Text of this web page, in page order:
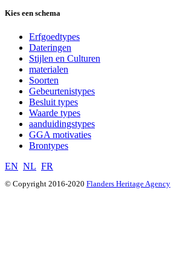
Kies een schema
Erfgoedtypes
Dateringen
Stijlen en Culturen
materialen
Soorten
Gebeurtenistypes
Besluit types
Waarde types
aanduidingstypes
GGA motivaties
Brontypes
EN NL FR
© Copyright 2016-2020 Flanders Heritage Agency